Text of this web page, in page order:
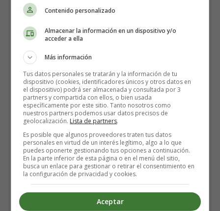
Multiplicaciones 25
Fichas infantiles para
aprender a multiplicar
Recursos educativos-Fichas didácticas
Taller de matemáticas. Ejercicios deRefuerzo y
Repaso.
Dibujary completar figuras, Completar con eldobley
de cada número, hallar los
Contenido personalizado
Almacenar la información en un dispositivo y/o
acceder a ella
Más información
Tus datos personales se tratarán y la información de tu
dispositivo (cookies, identificadores únicos y otros datos en
el dispositivo) podrá ser almacenada y consultada por 3
partners y compartida con ellos, o bien usada
específicamente por este sitio. Tanto nosotros como
nuestros partners podemos usar datos precisos de
geolocalización. Lista de partners.
Es posible que algunos proveedores traten tus datos
personales en virtud de un interés legítimo, algo a lo que
puedes oponerte gestionando tus opciones a continuación.
En la parte inferior de esta página o en el menú del sitio,
busca un enlace para gestionar o retirar el consentimiento en
la configuración de privacidad y cookies.
Aceptar